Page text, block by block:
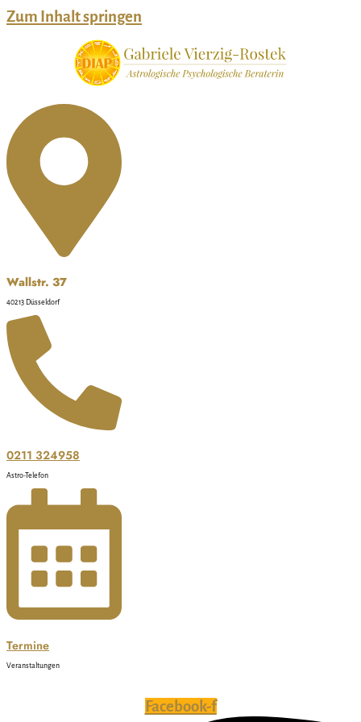
Zum Inhalt springen
Wallstr. 37
40213 Düsseldorf
0211 324958
Astro-Telefon
Termine
Veranstaltungen
Facebook-f